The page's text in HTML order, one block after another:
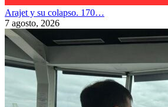
Arajet y su colapso. 170…
7 agosto, 2026